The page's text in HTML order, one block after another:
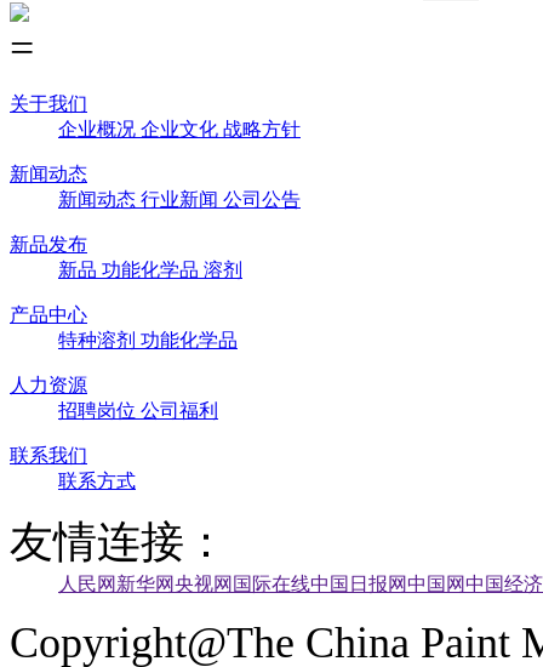
关于我们
企业概况 企业文化 战略方针
新闻动态
新闻动态 行业新闻 公司公告
新品发布
新品 功能化学品 溶剂
产品中心
特种溶剂 功能化学品
人力资源
招聘岗位 公司福利
联系我们
联系方式
友情连接：
人民网 新华网央视网 国际在线中国日报网中国网中国经
Copyright@The China Paint